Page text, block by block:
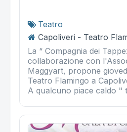
Teatro
Capoliveri - Teatro
La “ Compagnia dei
collaborazione con
Maggyart, propone
Teatro Flamingo a
A qualcuno piace caldo "